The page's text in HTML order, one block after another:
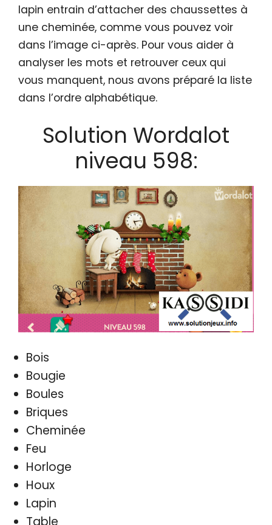
lapin entrain d’attacher des chaussettes à
une cheminée, comme vous pouvez voir
dans l’image ci-après. Pour vous aider à
analyser les mots et retrouver ceux qui
vous manquent, nous avons préparé la liste
dans l’ordre alphabétique.
Solution Wordalot
niveau 598:
Bois
Bougie
Boules
Briques
Cheminée
Feu
Horloge
Houx
Lapin
Table